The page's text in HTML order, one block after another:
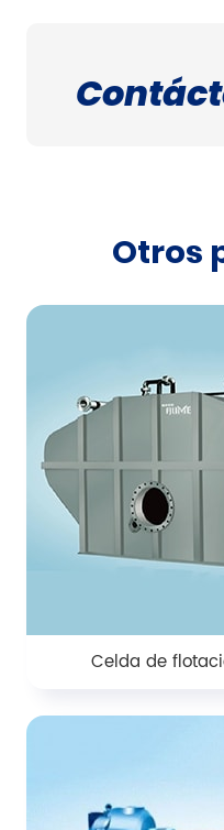
Otros
Celda de